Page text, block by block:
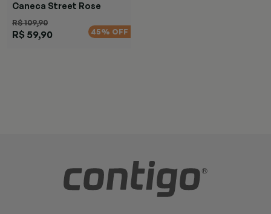
Caneca Street Rose
R$ 109,90
R$ 59,90 45% OFF